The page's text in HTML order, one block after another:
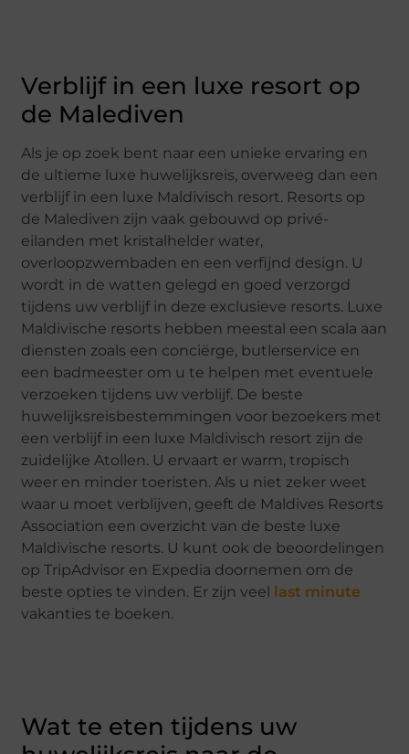
Verblijf in een luxe resort op
de Malediven
Als je op zoek bent naar een unieke ervaring en
de ultieme luxe huwelijksreis, overweeg dan een
verblijf in een luxe Maldivisch resort. Resorts op
de Malediven zijn vaak gebouwd op privé-
eilanden met kristalhelder water,
overloopzwembaden en een verfijnd design. U
wordt in de watten gelegd en goed verzorgd
tijdens uw verblijf in deze exclusieve resorts. Luxe
Maldivische resorts hebben meestal een scala aan
diensten zoals een conciërge, butlerservice en
een badmeester om u te helpen met eventuele
verzoeken tijdens uw verblijf. De beste
huwelijksreisbestemmingen voor bezoekers met
een verblijf in een luxe Maldivisch resort zijn de
zuidelijke Atollen. U ervaart er warm, tropisch
weer en minder toeristen. Als u niet zeker weet
waar u moet verblijven, geeft de Maldives Resorts
Association een overzicht van de beste luxe
Maldivische resorts. U kunt ook de beoordelingen
op TripAdvisor en Expedia doornemen om de
beste opties te vinden. Er zijn veel last minute
vakanties te boeken.
Wat te eten tijdens uw